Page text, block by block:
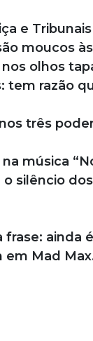
e
moucos
olhos
tem razão
três
música
silêncio
ainda
em Mad